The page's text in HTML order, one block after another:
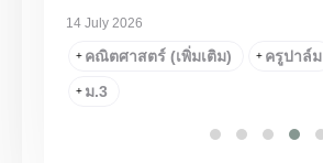
14 July 2026
+ คณิตศาสตร์ (เพิ่มเติม) + ครูปาล์ม
+ ม.3